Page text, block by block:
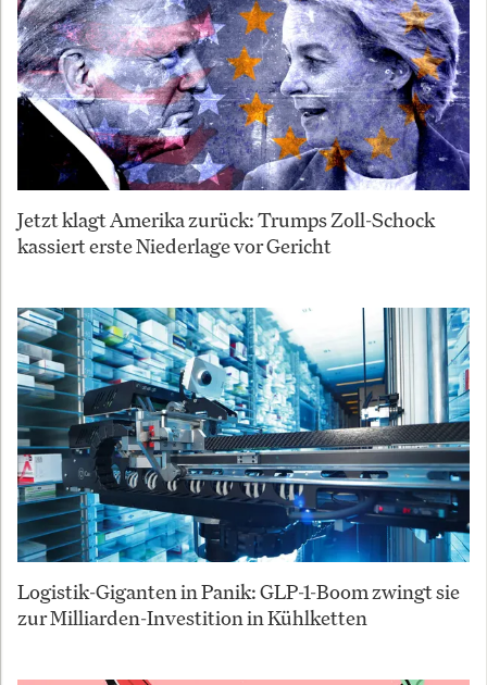
Jetzt klagt Amerika zurück: Trumps Zoll-Schock
kassiert erste Niederlage vor Gericht
Logistik-Giganten in Panik: GLP-1-Boom zwingt sie
zur Milliarden-Investition in Kühlketten